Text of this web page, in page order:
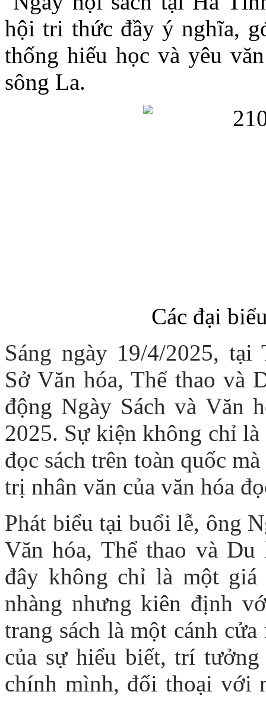
hội tri thức đầy ý nghĩa,
thống hiếu học và yêu
sông La.
Các đại
Sáng ngày 19/4/2025,
Sở Văn hóa, Thể thao và
động Ngày Sách và Văn
2025. Sự kiện không chỉ
đọc sách trên toàn quốc
trị nhân văn của văn hóa
Phát biểu tại buổi lễ, ông
Văn hóa, Thể thao và
đây không chỉ là một
nhàng nhưng kiên định
trang sách là một cánh
của sự hiểu biết, trí
chính mình, đối thoại với